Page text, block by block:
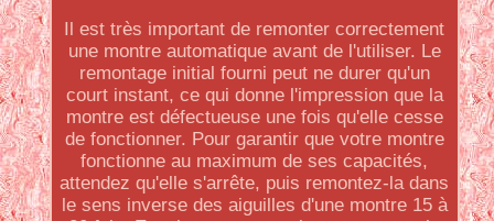
Il est très important de remonter correctement
une montre automatique avant de l'utiliser. Le
remontage initial fourni peut ne durer qu'un
court instant, ce qui donne l'impression que la
montre est défectueuse une fois qu'elle cesse
de fonctionner. Pour garantir que votre montre
fonctionne au maximum de ses capacités,
attendez qu'elle s'arrête, puis remontez-la dans
le sens inverse des aiguilles d'une montre 15 à